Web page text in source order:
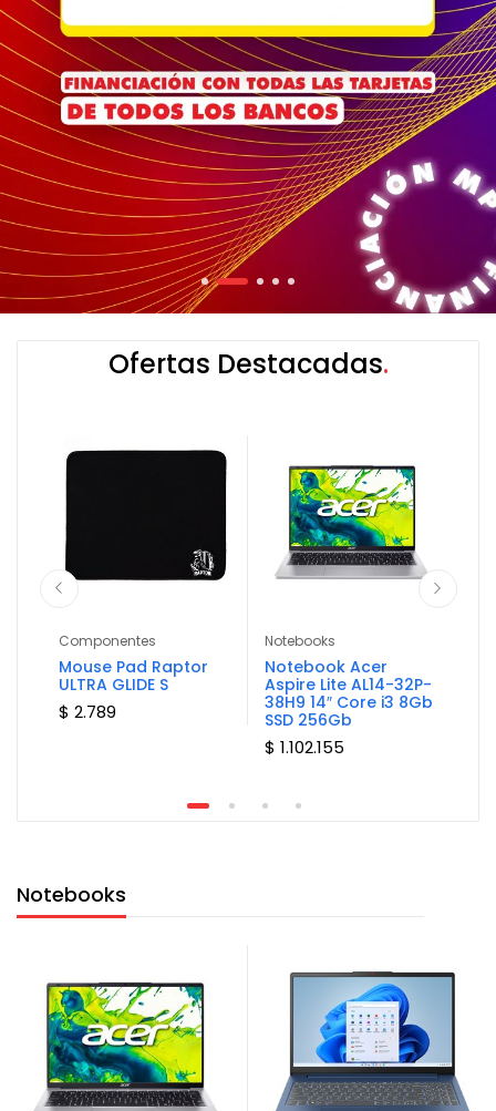
Ofertas Destacadas
Componentes
Mouse Pad Raptor
ULTRA GLIDE S
$ 2.789
Notebooks
Notebook Acer
Aspire Lite AL14-32P-
38H9 14″ Core i3 8Gb
SSD 256Gb
$ 1.102.155
Notebooks